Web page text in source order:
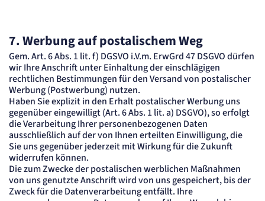
7. Werbung auf postalischem Weg
Gem. Art. 6 Abs. 1 lit. f) DGSVO i.V.m. ErwGrd 47 DSGVO dürfen
wir Ihre Anschrift unter Einhaltung der einschlägigen
rechtlichen Bestimmungen für den Versand von postalischer
Werbung (Postwerbung) nutzen.
Haben Sie explizit in den Erhalt postalischer Werbung uns
gegenüber eingewilligt (Art. 6 Abs. 1 lit. a) DSGVO), so erfolgt
die Verarbeitung Ihrer personenbezogenen Daten
ausschließlich auf der von Ihnen erteilten Einwilligung, die
Sie uns gegenüber jederzeit mit Wirkung für die Zukunft
widerrufen können.
Die zum Zwecke der postalischen werblichen Maßnahmen
von uns genutzte Anschrift wird von uns gespeichert, bis der
Zweck für die Datenverarbeitung entfällt. Ihre